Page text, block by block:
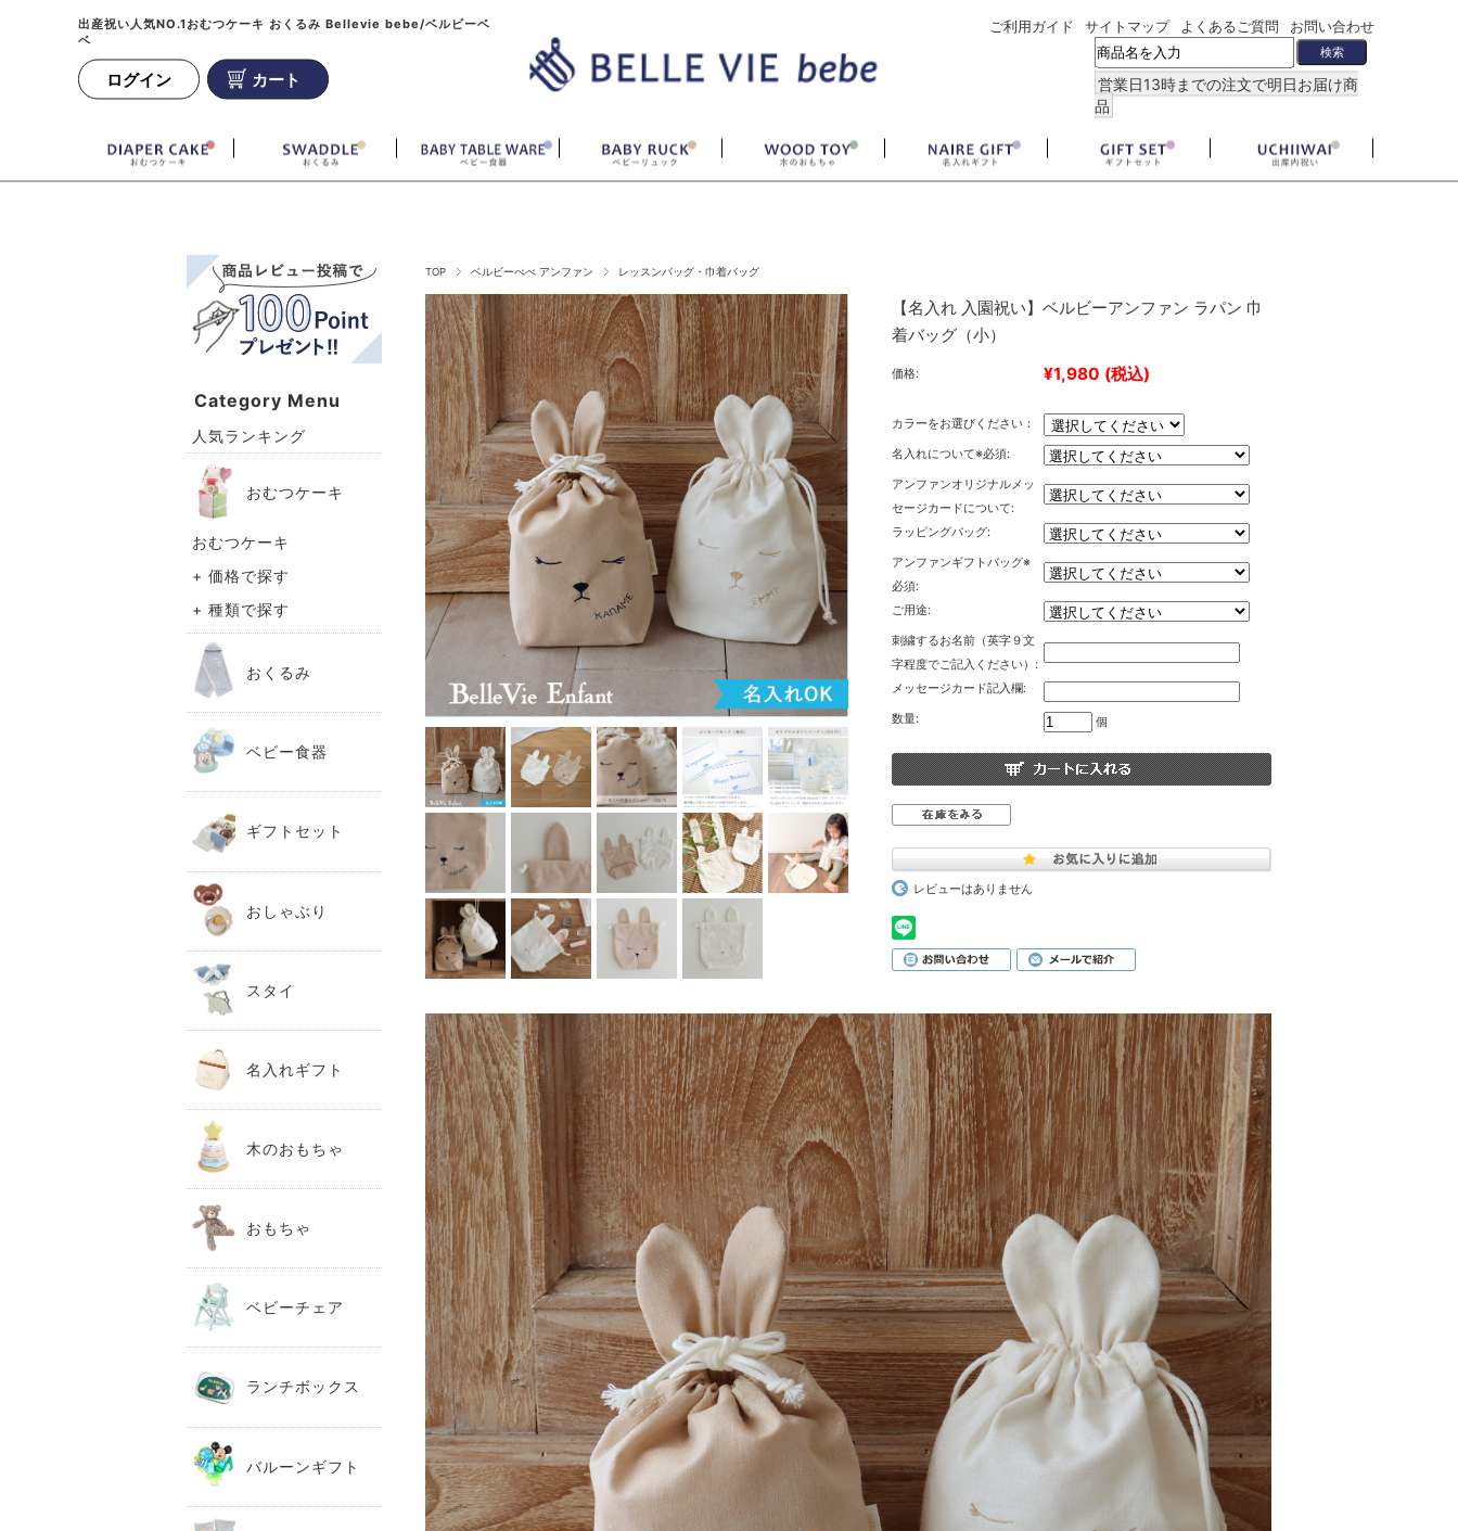
出産祝い人気NO.1おむつケーキ おくるみ Bellevie bebe/ベルビーベ
ベ
ログイン カート
ご利用ガイド サイトマップ よくあるご質問 お問い合わせ
営業日13時までの注文で明日お届け商
品
TOP ベルビーべべ アンファン レッスンバッグ・巾着バッグ
【名入れ 入園祝い】ベルビーアンファン ラパン 巾
着バッグ（小）
価格: ¥1,980 (税込)
カラーをお選びください：
名入れについて※必須:
アンファンオリジナルメッ
セージカードについて:
ラッピングバッグ:
アンファンギフトバッグ※
必須:
ご用途:
刺繍するお名前（英字９文
字程度でご記入ください）:
メッセージカード記入欄:
数量:
個
レビューはありません
Category Menu
人気ランキング
おむつケーキ
おむつケーキ
+ 価格で探す
+ 種類で探す
おくるみ
ベビー食器
ギフトセット
おしゃぶり
スタイ
名入れギフト
木のおもちゃ
おもちゃ
ベビーチェア
ランチボックス
バルーンギフト